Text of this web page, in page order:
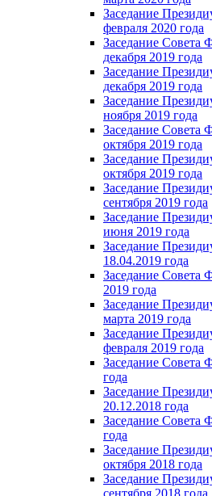
Заседание
февраля 2020 года
Заседание
декабря 2019 года
Заседание
декабря 2019 года
Заседание
ноября 2019 года
Заседание
октября 2019 года
Заседание
октября 2019 года
Заседание
сентября 2019 года
Заседание
июня 2019 года
Заседание
18.04.2019 года
Заседание
2019 года
Заседание
марта 2019 года
Заседание
февраля 2019 года
Заседание
года
Заседание
20.12.2018 года
Заседание
года
Заседание
октября 2018 года
Заседание
сентября 2018 года